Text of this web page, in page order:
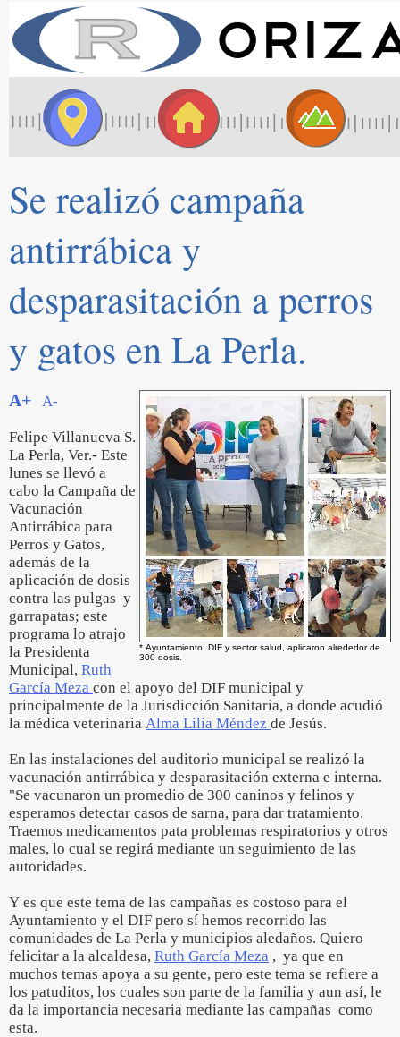
Se realizó campaña
antirrábica y
desparasitación a perros
y gatos en La Perla.
* Ayuntamiento, DIF y sector salud, aplicaron alrededor de
300 dosis.
A+ A-
Felipe Villanueva S.
La Perla, Ver.- Este
lunes se llevó a
cabo la Campaña de
Vacunación
Antirrábica para
Perros y Gatos,
además de la
aplicación de dosis
contra las pulgas y
garrapatas; este
programa lo atrajo
la Presidenta
Municipal, Ruth
García Meza con el apoyo del DIF municipal y
principalmente de la Jurisdicción Sanitaria, a donde acudió
la médica veterinaria Alma Lilia Méndez de Jesús.
En las instalaciones del auditorio municipal se realizó la
vacunación antirrábica y desparasitación externa e interna.
"Se vacunaron un promedio de 300 caninos y felinos y
esperamos detectar casos de sarna, para dar tratamiento.
Traemos medicamentos pata problemas respiratorios y otros
males, lo cual se regirá mediante un seguimiento de las
autoridades.
Y es que este tema de las campañas es costoso para el
Ayuntamiento y el DIF pero sí hemos recorrido las
comunidades de La Perla y municipios aledaños. Quiero
felicitar a la alcaldesa, Ruth García Meza , ya que en
muchos temas apoya a su gente, pero este tema se refiere a
los patuditos, los cuales son parte de la familia y aun así, le
da la importancia necesaria mediante las campañas como
esta.